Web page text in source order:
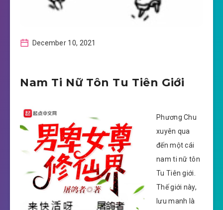
December 10, 2021
Nam Ti Nữ Tôn Tu Tiên Giới
Phương Chu
xuyên qua
đến một cái
nam ti nữ tôn
Tu Tiên giới.
Thế giới này,
lưu manh là